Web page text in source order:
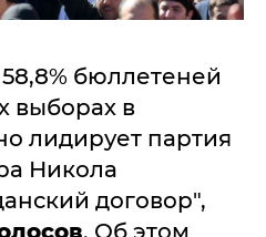
бюллетеней
выборах в
лидирует партия
Никола
договор",
. Об этом